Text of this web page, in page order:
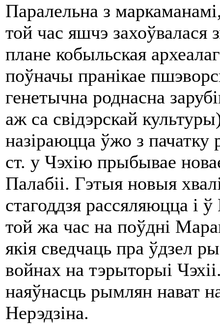
Паралельна з
той час яшчэ захоўвалася
плане кобыльская
поўначы пранікае
генетычна роднасна
аж са свідэрскай
назіраюцца ўжо з
ст. у Чэхію прыбывае
Палабіі. Гэтыя новыя
стагоддзя рассяляюцца і
той жа час на поўдні
якія сведчаць пра ўдзел
войнах на тэрыторыі
наяўнасць рымлян нават
Нерэдзіна.